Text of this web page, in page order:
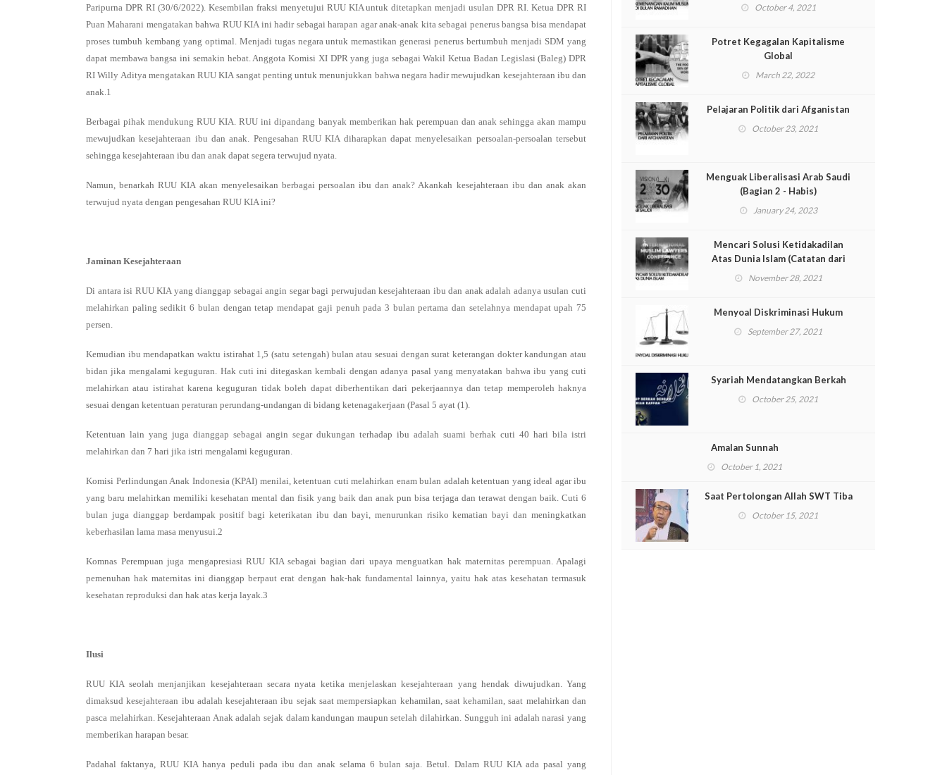
Paripurna DPR RI (30/6/2022). Kesembilan fraksi menyetujui RUU KIA untuk ditetapkan menjadi usulan DPR RI. Ketua DPR RI
Puan Maharani mengatakan bahwa RUU KIA ini hadir sebagai harapan agar anak-anak kita sebagai penerus bangsa bisa mendapat
proses tumbuh kembang yang optimal. Menjadi tugas negara untuk memastikan generasi penerus bertumbuh menjadi SDM yang
dapat membawa bangsa ini semakin hebat. Anggota Komisi XI DPR yang juga sebagai Wakil Ketua Badan Legislasi (Baleg) DPR
RI Willy Aditya mengatakan RUU KIA sangat penting untuk menunjukkan bahwa negara hadir mewujudkan kesejahteraan ibu dan
anak.1
Berbagai pihak mendukung RUU KIA. RUU ini dipandang banyak memberikan hak perempuan dan anak sehingga akan mampu
mewujudkan kesejahteraan ibu dan anak. Pengesahan RUU KIA diharapkan dapat menyelesaikan persoalan-persoalan tersebut
sehingga kesejahteraan ibu dan anak dapat segera terwujud nyata.
Namun, benarkah RUU KIA akan menyelesaikan berbagai persoalan ibu dan anak? Akankah kesejahteraan ibu dan anak akan
terwujud nyata dengan pengesahan RUU KIA ini?
Jaminan Kesejahteraan
Di antara isi RUU KIA yang dianggap sebagai angin segar bagi perwujudan kesejahteraan ibu dan anak adalah adanya usulan cuti
melahirkan paling sedikit 6 bulan dengan tetap mendapat gaji penuh pada 3 bulan pertama dan setelahnya mendapat upah 75
persen.
Kemudian ibu mendapatkan waktu istirahat 1,5 (satu setengah) bulan atau sesuai dengan surat keterangan dokter kandungan atau
bidan jika mengalami keguguran. Hak cuti ini ditegaskan kembali dengan adanya pasal yang menyatakan bahwa ibu yang cuti
melahirkan atau istirahat karena keguguran tidak boleh dapat diberhentikan dari pekerjaannya dan tetap memperoleh haknya
sesuai dengan ketentuan peraturan perundang-undangan di bidang ketenagakerjaan (Pasal 5 ayat (1).
Ketentuan lain yang juga dianggap sebagai angin segar dukungan terhadap ibu adalah suami berhak cuti 40 hari bila istri
melahirkan dan 7 hari jika istri mengalami keguguran.
Komisi Perlindungan Anak Indonesia (KPAI) menilai, ketentuan cuti melahirkan enam bulan adalah ketentuan yang ideal agar ibu
yang baru melahirkan memiliki kesehatan mental dan fisik yang baik dan anak pun bisa terjaga dan terawat dengan baik. Cuti 6
bulan juga dianggap berdampak positif bagi keterikatan ibu dan bayi, menurunkan risiko kematian bayi dan meningkatkan
keberhasilan lama masa menyusui.2
Komnas Perempuan juga mengapresiasi RUU KIA sebagai bagian dari upaya menguatkan hak maternitas perempuan. Apalagi
pemenuhan hak maternitas ini dianggap berpaut erat dengan hak-hak fundamental lainnya, yaitu hak atas kesehatan termasuk
kesehatan reproduksi dan hak atas kerja layak.3
Ilusi
RUU KIA seolah menjanjikan kesejahteraan secara nyata ketika menjelaskan kesejahteraan yang hendak diwujudkan. Yang
dimaksud kesejahteraan ibu adalah kesejahteraan ibu sejak saat mempersiapkan kehamilan, saat kehamilan, saat melahirkan dan
pasca melahirkan. Kesejahteraan Anak adalah sejak dalam kandungan maupun setelah dilahirkan. Sungguh ini adalah narasi yang
memberikan harapan besar.
Padahal faktanya, RUU KIA hanya peduli pada ibu dan anak selama 6 bulan saja. Betul. Dalam RUU KIA ada pasal yang
October 4, 2021
Potret Kegagalan Kapitalisme
Global
March 22, 2022
Pelajaran Politik dari Afganistan
October 23, 2021
Menguak Liberalisasi Arab Saudi
(Bagian 2 - Habis)
January 24, 2023
Mencari Solusi Ketidakadilan
Atas Dunia Islam (Catatan dari
International Muslim Lawyer
November 28, 2021
Menyoal Diskriminasi Hukum
September 27, 2021
Syariah Mendatangkan Berkah
October 25, 2021
Amalan Sunnah
October 1, 2021
Saat Pertolongan Allah SWT Tiba
October 15, 2021